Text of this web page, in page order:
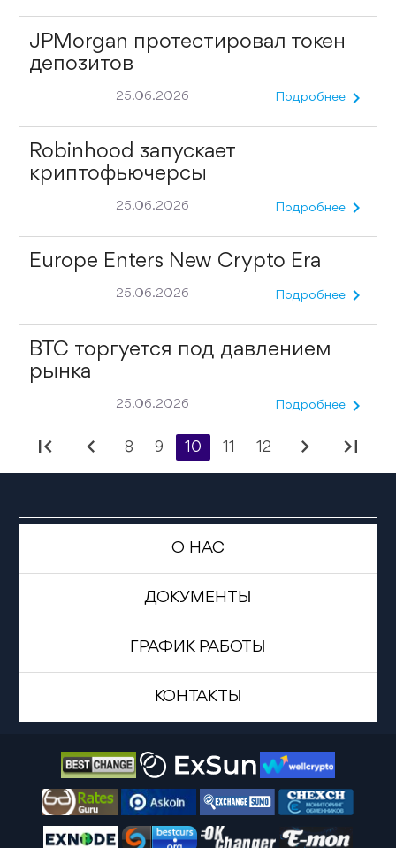
JPMorgan протестировал токен
депозитов
25.06.2026 Подробнее chevron_right
Robinhood запускает
криптофьючерсы
25.06.2026 Подробнее chevron_right
Europe Enters New Crypto Era
25.06.2026 Подробнее chevron_right
BTC торгуется под давлением
рынка
25.06.2026 Подробнее chevron_right
first_page chevron_left 8 9 10 11 12 chevron_right last_page
О НАС
ДОКУМЕНТЫ
ГРАФИК РАБОТЫ
КОНТАКТЫ